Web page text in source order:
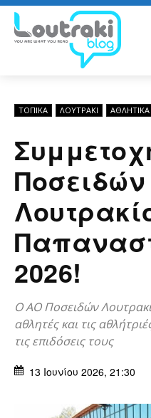
ΤΟΠΙΚΑ ΛΟΥΤΡΆΚΙ ΑΘΛΗΤΙΚΑ
Ποσειδών
2026!
Ο ΑΟ Ποσειδών
αθλητές και τις
τις επιδόσεις τους
13 Ιουνίου 2026, 21:30